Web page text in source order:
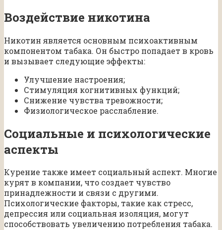
Воздействие никотина
Никотин является основным психоактивным
компонентом табака. Он быстро попадает в кровь
и вызывает следующие эффекты:
Улучшение настроения;
Стимуляция когнитивных функций;
Снижение чувства тревожности;
Физиологическое расслабление.
Социальные и психологические
аспекты
Курение также имеет социальный аспект. Многие
курят в компании, что создает чувство
принадлежности и связи с другими.
Психологические факторы, такие как стресс,
депрессия или социальная изоляция, могут
способствовать увеличению потребления табака.